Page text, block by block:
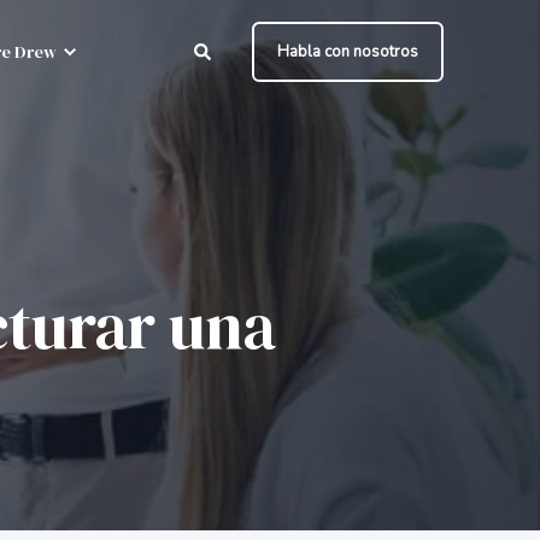
Drew Habla con nosotros
una